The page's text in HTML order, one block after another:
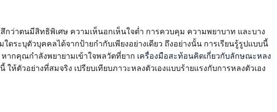
ว่าตนมีสิทธิพิเศษ ความเห็นอกเห็นใจต่ำ การควบคุม ความพยาบาท และบาง
ะบุตัวบุคคลได้จากป้ายกำกับเพียงอย่างเดียว ถึงอย่างนั้น การเรียนรู้รูปแบบนี้
ากคุณกำลังพยายามเข้าใจพลวัตที่ยาก เครื่องมือสะท้อนคิดเกี่ยวกับลักษณะหลง
ตัวอย่างที่สมจริง เปรียบเทียบภาวะหลงตัวเองแบบร้ายแรงกับการหลงตัวเอง